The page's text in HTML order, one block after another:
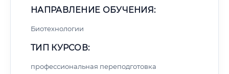
НАПРАВЛЕНИЕ ОБУЧЕНИЯ:
Биотехнологии
ТИП КУРСОВ:
профессиональная переподготовка